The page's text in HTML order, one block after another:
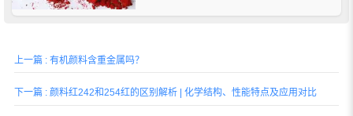
上一篇 : 有机颜料含重金属吗？
下一篇 : 颜料红242和254红的区别解析 | 化学结构、性能特点及应用对比